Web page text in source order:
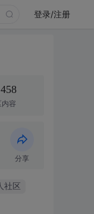
登录/注册
内容
分享
社区